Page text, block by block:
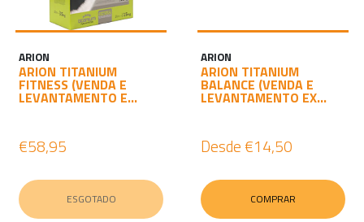
ARION
ARION TITANIUM
FITNESS (VENDA E
LEVANTAMENTO E...
€58,95
ESGOTADO
ARION
ARION TITANIUM
BALANCE (VENDA E
LEVANTAMENTO EX...
Desde €14,50
COMPRAR